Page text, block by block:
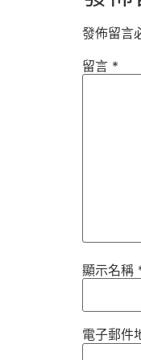
發佈留言
留言 *
顯示名稱
電子郵件